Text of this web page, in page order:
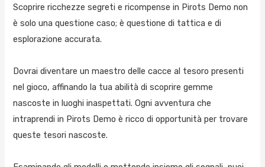
Scoprire ricchezze segreti e ricompense in Pirots Demo non
è solo una questione caso; è questione di tattica e di
esplorazione accurata.
Dovrai diventare un maestro delle cacce al tesoro presenti
nel gioco, affinando la tua abilità di scoprire gemme
nascoste in luoghi inaspettati. Ogni avventura che
intraprendi in Pirots Demo è ricco di opportunità per trovare
queste tesori nascoste.